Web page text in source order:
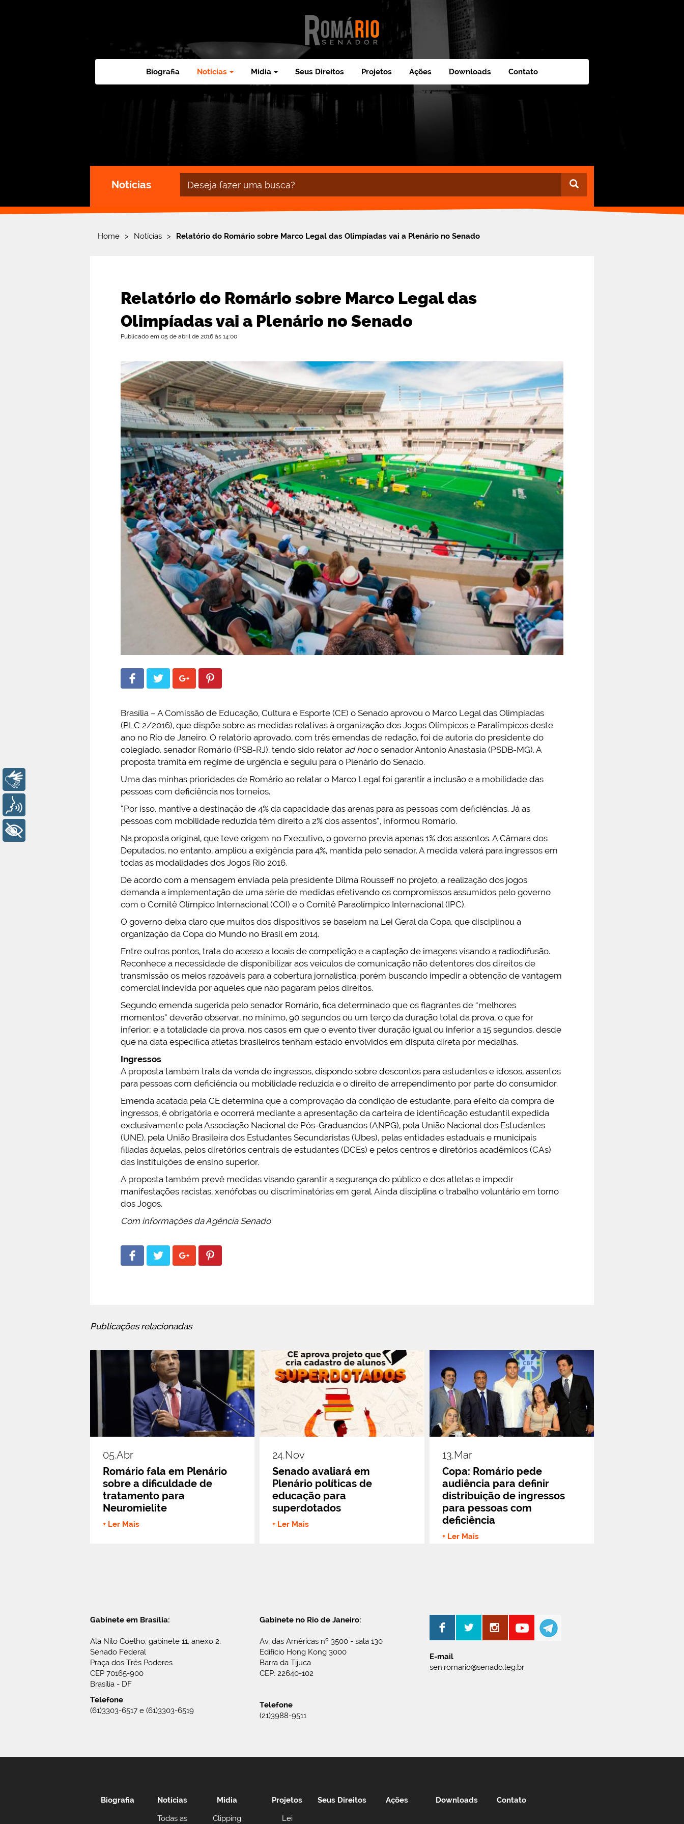
Biografia Notícias Midia Seus Direitos Projetos Ações Downloads Contato
Notícias
busca
Buscar
Home > Notícias > Relatório do Romário sobre Marco Legal das Olimpíadas vai a Plenário no Senado
Relatório do Romário sobre Marco Legal das
Olimpíadas vai a Plenário no Senado
Publicado em 05 de abril de 2016 às 14:00
Brasília – A Comissão de Educação, Cultura e Esporte (CE) o Senado aprovou o Marco Legal das Olimpíadas
(PLC 2/2016), que dispõe sobre as medidas relativas à organização dos Jogos Olímpicos e Paralímpicos deste
ano no Rio de Janeiro. O relatório aprovado, com três emendas de redação, foi de autoria do presidente do
colegiado, senador Romário (PSB-RJ), tendo sido relator ad hoco senador Antonio Anastasia (PSDB-MG). A
proposta tramita em regime de urgência e seguiu para o Plenário do Senado.
Uma das minhas prioridades de Romário ao relatar o Marco Legal foi garantir a inclusão e a mobilidade das
pessoas com deficiência nos torneios.
“Por isso, mantive a destinação de 4% da capacidade das arenas para as pessoas com deficiências. Já as
pessoas com mobilidade reduzida têm direito a 2% dos assentos”, informou Romário.
Na proposta original, que teve origem no Executivo, o governo previa apenas 1% dos assentos. A Câmara dos
Deputados, no entanto, ampliou a exigência para 4%, mantida pelo senador. A medida valerá para ingressos em
todas as modalidades dos Jogos Rio 2016.
De acordo com a mensagem enviada pela presidente Dilma Rousseff no projeto, a realização dos jogos
demanda a implementação de uma série de medidas efetivando os compromissos assumidos pelo governo
com o Comitê Olímpico Internacional (COI) e o Comitê Paraolímpico Internacional (IPC).
O governo deixa claro que muitos dos dispositivos se baseiam na Lei Geral da Copa, que disciplinou a
organização da Copa do Mundo no Brasil em 2014.
Entre outros pontos, trata do acesso a locais de competição e a captação de imagens visando a radiodifusão.
Reconhece a necessidade de disponibilizar aos veículos de comunicação não detentores dos direitos de
transmissão os meios razoáveis para a cobertura jornalística, porém buscando impedir a obtenção de vantagem
comercial indevida por aqueles que não pagaram pelos direitos.
Segundo emenda sugerida pelo senador Romário, fica determinado que os flagrantes de “melhores
momentos” deverão observar, no mínimo, 90 segundos ou um terço da duração total da prova, o que for
inferior; e a totalidade da prova, nos casos em que o evento tiver duração igual ou inferior a 15 segundos, desde
que na data específica atletas brasileiros tenham estado envolvidos em disputa direta por medalhas.
Ingressos
A proposta também trata da venda de ingressos, dispondo sobre descontos para estudantes e idosos, assentos
para pessoas com deficiência ou mobilidade reduzida e o direito de arrependimento por parte do consumidor.
Emenda acatada pela CE determina que a comprovação da condição de estudante, para efeito da compra de
ingressos, é obrigatória e ocorrerá mediante a apresentação da carteira de identificação estudantil expedida
exclusivamente pela Associação Nacional de Pós-Graduandos (ANPG), pela União Nacional dos Estudantes
(UNE), pela União Brasileira dos Estudantes Secundaristas (Ubes), pelas entidades estaduais e municipais
filiadas àquelas, pelos diretórios centrais de estudantes (DCEs) e pelos centros e diretórios acadêmicos (CAs)
das instituições de ensino superior.
A proposta também prevê medidas visando garantir a segurança do público e dos atletas e impedir
manifestações racistas, xenófobas ou discriminatórias em geral. Ainda disciplina o trabalho voluntário em torno
dos Jogos.
Com informações da Agência Senado
Publicações relacionadas
05.abr
Romário fala em Plenário
sobre a dificuldade de
tratamento para
Neuromielite
+ Ler Mais
24.nov
Senado avaliará em
Plenário políticas de
educação para
superdotados
+ Ler Mais
13.mar
Copa: Romário pede
audiência para definir
distribuição de ingressos
para pessoas com
deficiência
+ Ler Mais
Gabinete em Brasília:
Ala Nilo Coelho, gabinete 11, anexo 2.
Senado Federal
Praça dos Três Poderes
CEP 70165-900
Brasília - DF
Telefone
(61)3303-6517 e (61)3303-6519
Gabinete no Rio de Janeiro:
Av. das Américas nº 3500 - sala 130
Edifício Hong Kong 3000
Barra da Tijuca
CEP: 22640-102
Telefone
(21)3988-9511
E-mail
sen.romario@senado.leg.br
Biografia
Notícias
Todas as
Midia
Clipping
Projetos
Lei
Seus Direitos Ações Downloads Contato